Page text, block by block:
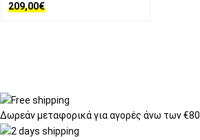
209,00€
Δωρεάν μεταφορικάγια αγορές άνω των €80